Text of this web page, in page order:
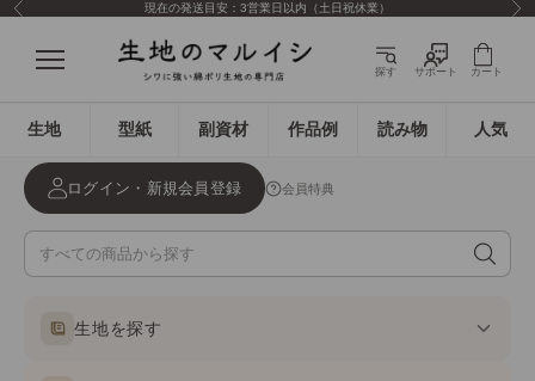
コンテンツへスキップ
前へ 現在の発送目安：3営業日以内（土日祝休業） 次
生地のマルイシ
メニュー
カート
探す サポート
生地 型紙 副資材 作品例 読み物 人気
ログイン・新規会員登録 会員特典
生地を探す